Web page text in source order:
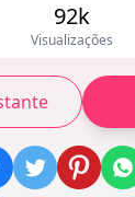
92k
Visualizações